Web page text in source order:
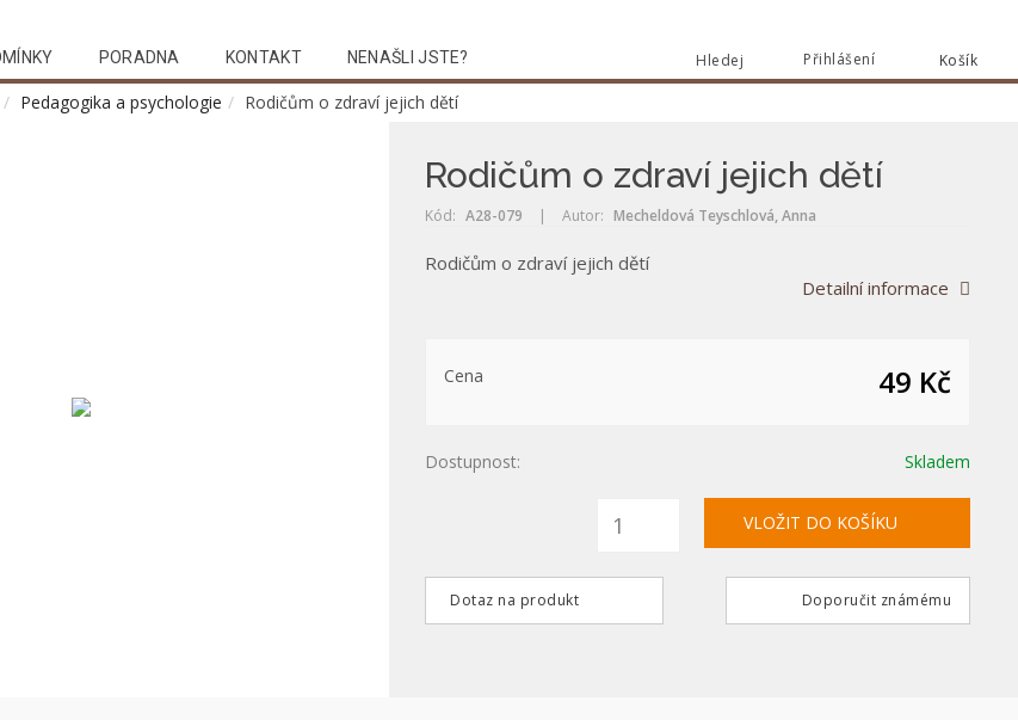
Košík
Přihlášení
Hledej
PORADNA KONTAKT NENAŠLI JSTE?
Pedagogika a psychologie Rodičům o zdraví jejich dětí
Rodičům o zdraví jejich dětí
Kód: A28-079 | Autor: Mecheldová Teyschlová, Anna
Rodičům o zdraví jejich dětí
Detailní informace
Cena 49 Kč
Dostupnost: Skladem
Dotaz na produkt Doporučit známému